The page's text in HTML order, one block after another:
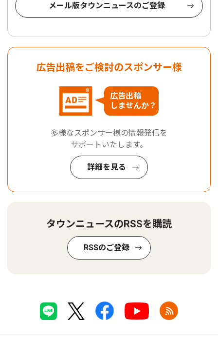
メール版タウンニュースのご登録
広告出稿をご検討のスポンサー様
広告出稿
しませんか？
多様なスポンサー様の情報発信を
サポートいたします。
詳細を見る
タウンニュースのRSSを購読
RSSのご登録